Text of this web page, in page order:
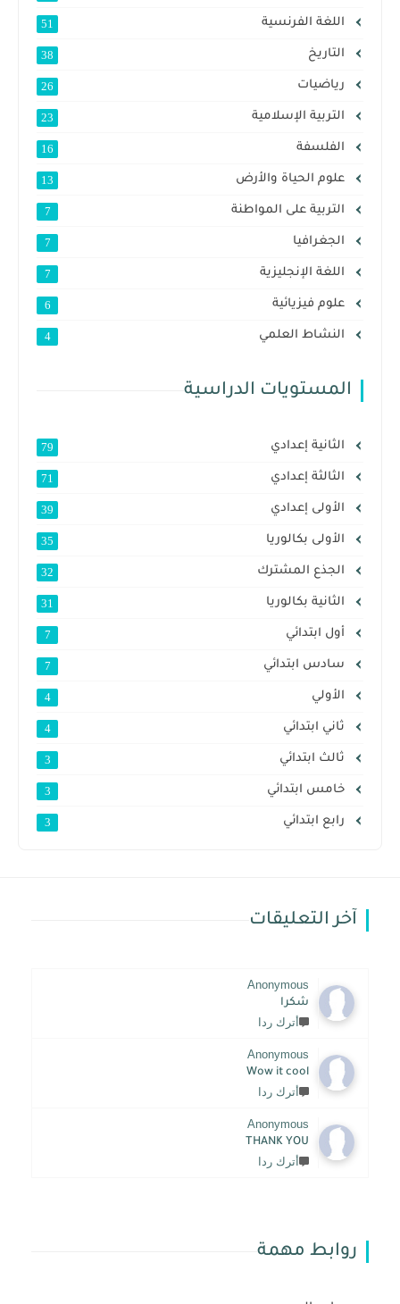
اللغة الفرنسية 51
التاريخ 38
رياضيات 26
التربية الإسلامية 23
الفلسفة 16
علوم الحياة والأرض 13
التربية على المواطنة 7
الجغرافيا 7
اللغة الإنجليزية 7
علوم فيزيائية 6
النشاط العلمي 4
المستويات الدراسية
الثانية إعدادي 79
الثالثة إعدادي 71
الأولى إعدادي 39
الأولى بكالوريا 35
الجذع المشترك 32
الثانية بكالوريا 31
أول ابتدائي 7
سادس ابتدائي 7
الأولي 4
ثاني ابتدائي 4
ثالث ابتدائي 3
خامس ابتدائي 3
رابع ابتدائي 3
آخر التعليقات
Anonymous
شكرا
أترك ردا
Anonymous
Wow it cool
أترك ردا
Anonymous
THANK YOU
أترك ردا
روابط مهمة